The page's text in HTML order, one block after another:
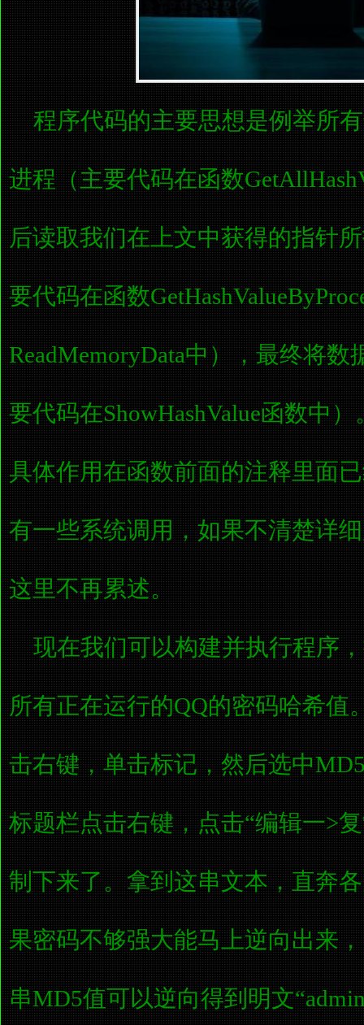
程序代码的主要思想是例举所
进程（主要代码在函数
后读取我们在上文中获得的指针
要代码在函数
ReadMemoryData中），最终将
要代码在ShowHashValue函数中
具体作用在函数前面的注释里面
有一些系统调用，如果不清楚详
这里不再累述。
现在我们可以构建并执行程序
所有正在运行的QQ的密码哈希值
击右键，单击标记，然后选中
标题栏点击右键，点击“编辑一>
制下来了。拿到这串文本，直奔
果密码不够强大能马上逆向出来
串MD5值可以逆向得到明文